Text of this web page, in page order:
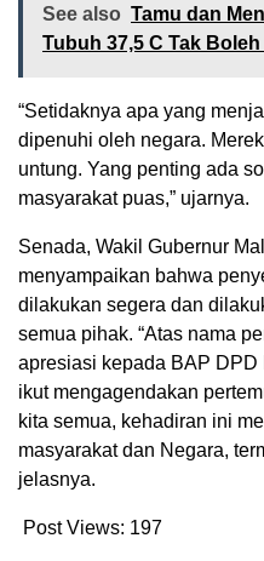
See also Tamu dan
Tubuh 37,5 C Tak
“Setidaknya apa yang
dipenuhi oleh negara.
untung. Yang penting ada
masyarakat puas,” ujarnya.
Senada, Wakil Gubernur
menyampaikan bahwa
dilakukan segera dan
semua pihak. “Atas nama
apresiasi kepada BAP DPD
ikut mengagendakan
kita semua, kehadiran ini
masyarakat dan Negara,
jelasnya.
Post Views: 197